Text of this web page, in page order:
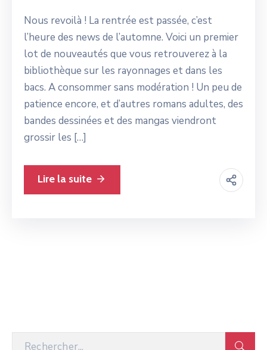
Nous revoilà ! La rentrée est passée, c’est
l’heure des news de l’automne. Voici un premier
lot de nouveautés que vous retrouverez à la
bibliothèque sur les rayonnages et dans les
bacs. A consommer sans modération ! Un peu de
patience encore, et d’autres romans adultes, des
bandes dessinées et des mangas viendront
grossir les […]
Lire la suite